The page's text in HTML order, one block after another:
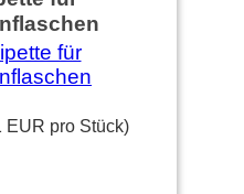
EUR pro Stück)